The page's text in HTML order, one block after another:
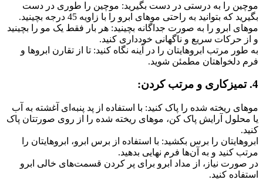
موچین را به درستی در دست بگیرید: موچین را طوری در دست
بگیرید که بتوانید به راحتی موهای ابرو را با زاویه 45 درجه بچینید.
موهای ابرو را به صورت جداگانه بچینید: هر بار فقط یک مو را بچینید
و از حرکات سریع و ناگهانی خودداری کنید.
به طور مرتب ابروهایتان را در آینه نگاه کنید: تا از تقارن ابروها و
فرم دلخواهتان مطمئن شوید.
4. تمیزکاری و مرتب کردن:
موهای ریخته شده را پاک کنید: با استفاده از پد پنبه‌ای آغشته به آب
یا محلول آرایش پاک کن، موهای ریخته شده را از روی صورتتان پاک
کنید.
ابروهایتان را برس بکشید: با استفاده از برس ابرو، ابروهایتان را
مرتب کنید و به آن‌ها فرم نهایی بدهید.
در صورت نیاز، از مداد ابرو برای پر کردن قسمت‌های خالی ابرو
استفاده کنید.